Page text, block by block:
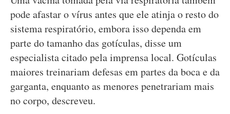
pode afastar o vírus antes que ele atinja o resto do
sistema respiratório, embora isso dependa em
parte do tamanho das gotículas, disse um
especialista citado pela imprensa local. Gotículas
maiores treinariam defesas em partes da boca e da
garganta, enquanto as menores penetrariam mais
no corpo, descreveu.